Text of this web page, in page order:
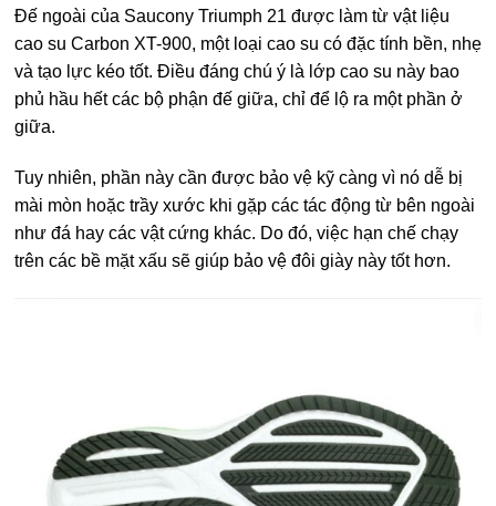
Đế ngoài của Saucony Triumph 21 được làm từ vật liệu
cao su Carbon XT-900, một loại cao su có đặc tính bền, nhẹ
và tạo lực kéo tốt. Điều đáng chú ý là lớp cao su này bao
phủ hầu hết các bộ phận đế giữa, chỉ để lộ ra một phần ở
giữa.
Tuy nhiên, phần này cần được bảo vệ kỹ càng vì nó dễ bị
mài mòn hoặc trầy xước khi gặp các tác động từ bên ngoài
như đá hay các vật cứng khác. Do đó, việc hạn chế chạy
trên các bề mặt xấu sẽ giúp bảo vệ đôi giày này tốt hơn.